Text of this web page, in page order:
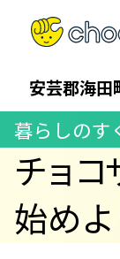
安芸郡海田
暮らしのす
チョコ
始めよ